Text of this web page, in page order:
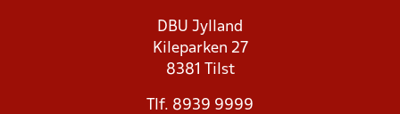
DBU Jylland
Kileparken 27
8381 Tilst
Tlf. 8939 9999